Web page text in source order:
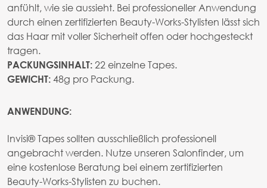
anfühlt, wie sie aussieht. Bei professioneller Anwendung
durch einen zertifizierten Beauty-Works-Stylisten lässt sich
das Haar mit voller Sicherheit offen oder hochgesteckt
tragen.
PACKUNGSINHALT: 22 einzelne Tapes.
GEWICHT: 48g pro Packung.
ANWENDUNG:
Invisi® Tapes sollten ausschließlich professionell
angebracht werden. Nutze unseren Salonfinder, um
eine kostenlose Beratung bei einem zertifizierten
Beauty-Works-Stylisten zu buchen.